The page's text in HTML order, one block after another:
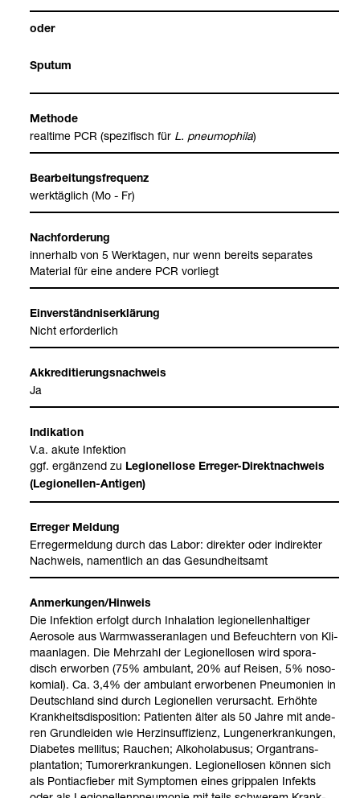
oder
Spu­tum
Methode
real­time PCR (spe­zi­fisch für L. pneu­mo­phila)
Bear­bei­tungs­fre­quenz
werk­täg­lich (Mo - Fr)
Nach­for­de­rung
inner­halb von 5 Werk­ta­gen, nur wenn bereits sepa­ra­tes
Mate­rial für eine andere PCR vor­liegt
Ein­ver­ständ­nis­er­klä­rung
Nicht erfor­der­lich
Akkre­di­tie­rungs­nach­weis
Ja
Indi­ka­tion
V.a. akute Infek­tion
ggf. ergän­zend zu Legio­nel­lose Erre­ger-​Direkt­nach­weis
(Legio­nel­len-​Anti­gen)
Erre­ger Mel­dung
Erre­ger­mel­dung durch das Labor: direk­ter oder indi­rek­ter
Nach­weis, nament­lich an das Gesund­heits­amt
Anmer­kun­gen/Hin­weis
Die Infek­tion erfolgt durch Inha­la­tion legio­nel­len­hal­ti­ger
Aero­sole aus Warm­was­ser­an­la­gen und Befeuch­tern von Kli­
ma­an­la­gen. Die Mehr­zahl der Legio­nel­lo­sen wird spo­ra­
disch erwor­ben (75% ambu­lant, 20% auf Rei­sen, 5% noso­
ko­mial). Ca. 3,4% der ambu­lant erwor­be­nen Pneu­mo­nien in
Deutsch­land sind durch Legio­nel­len ver­ur­sacht. Erhöhte
Krank­heits­dis­po­si­tion: Pati­en­ten älter als 50 Jahre mit ande­
ren Grund­lei­den wie Herz­in­suf­fi­zi­enz, Lun­gen­er­kran­kun­gen,
Dia­be­tes mel­li­tus; Rau­chen; Alko­hol­ab­usus; Organ­trans­
plan­ta­tion; Tumor­er­kran­kun­gen. Legio­nel­lo­sen kön­nen sich
als Pon­ti­ac­fie­ber mit Sym­pto­men eines grip­pa­len Infekts